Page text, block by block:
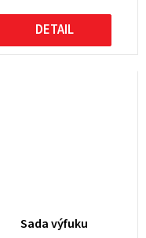
DETAIL
Sada výfuku